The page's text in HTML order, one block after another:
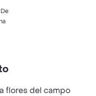
flores del campo